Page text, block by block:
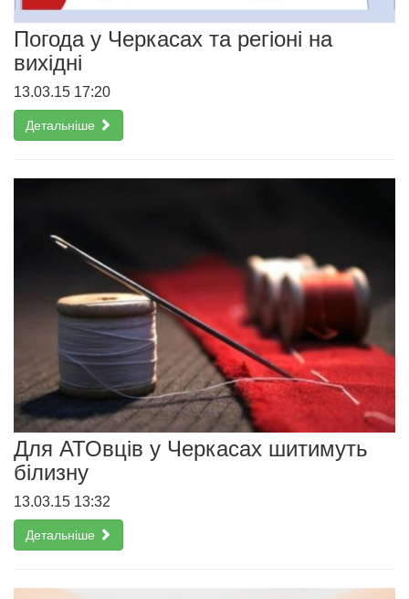
Погода у Черкасах та регіоні на
вихідні
13.03.15 17:20
Детальніше
Для АТОвців у Черкасах шитимуть
білизну
13.03.15 13:32
Детальніше